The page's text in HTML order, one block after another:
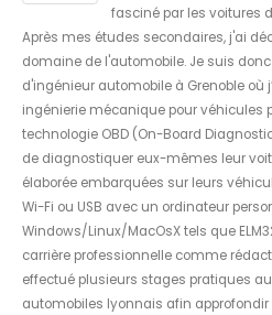
fasciné par les voitures
Après mes études secondaires, j'ai
domaine de l'automobile. Je suis
d'ingénieur automobile à Grenoble où
ingénierie mécanique pour véhicules
technologie OBD (On-Board
de diagnostiquer eux-mêmes leur
élaborée embarquées sur leurs
Wi-Fi ou USB avec un ordinateur
Windows/Linux/MacOsX tels que
carrière professionnelle comme
effectué plusieurs stages pratiques
automobiles lyonnais afin